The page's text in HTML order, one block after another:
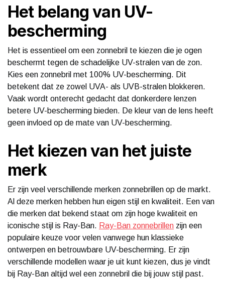
Het belang van UV-
bescherming
Het is essentieel om een zonnebril te kiezen die je ogen
beschermt tegen de schadelijke UV-stralen van de zon.
Kies een zonnebril met 100% UV-bescherming. Dit
betekent dat ze zowel UVA- als UVB-stralen blokkeren.
Vaak wordt onterecht gedacht dat donkerdere lenzen
betere UV-bescherming bieden. De kleur van de lens heeft
geen invloed op de mate van UV-bescherming.
Het kiezen van het juiste
merk
Er zijn veel verschillende merken zonnebrillen op de markt.
Al deze merken hebben hun eigen stijl en kwaliteit. Een van
die merken dat bekend staat om zijn hoge kwaliteit en
iconische stijl is Ray-Ban. Ray-Ban zonnebrillen zijn een
populaire keuze voor velen vanwege hun klassieke
ontwerpen en betrouwbare UV-bescherming. Er zijn
verschillende modellen waar je uit kunt kiezen, dus je vindt
bij Ray-Ban altijd wel een zonnebril die bij jouw stijl past.